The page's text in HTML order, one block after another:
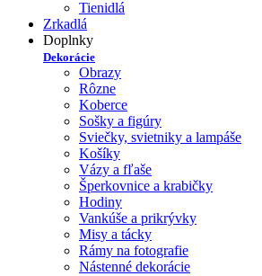
Tienidlá
Zrkadlá
Doplnky
Dekorácie
Obrazy
Rôzne
Koberce
Sošky a figúry
Sviečky, svietniky a lampáše
Košíky
Vázy a fľaše
Šperkovnice a krabičky
Hodiny
Vankúše a prikrývky
Misy a tácky
Rámy na fotografie
Nástenné dekorácie